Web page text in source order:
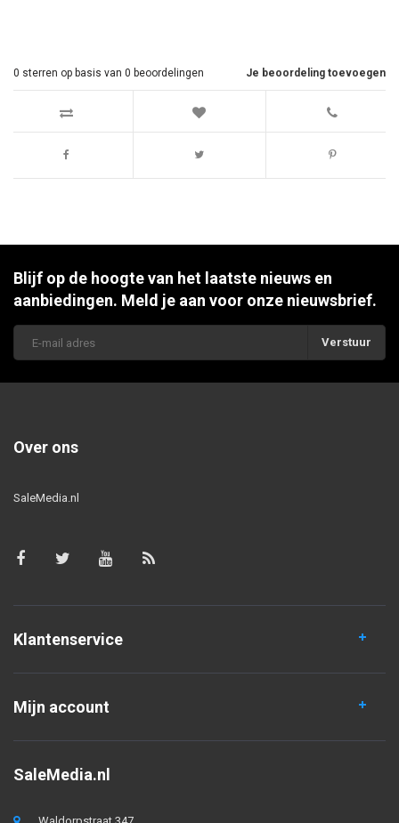
Je beoordeling toevoegen
0 sterren op basis van 0 beoordelingen
Blijf op de hoogte van het laatste nieuws en
aanbiedingen. Meld je aan voor onze nieuwsbrief.
Verstuur
Over ons
SaleMedia.nl
Klantenservice
Mijn account
SaleMedia.nl